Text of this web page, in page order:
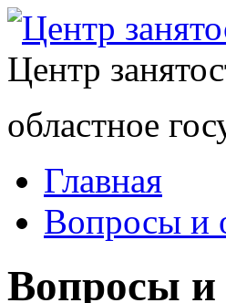
Центр
областное
Главная
Вопросы и
Вопросы и